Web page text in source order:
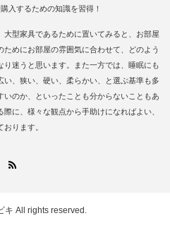
入するための知識を習得！
型家具であるために置いてみると、お部屋
めにお部屋の雰囲気に合わせて、どのよう
迷うと思います。また一方では、睡眠にも
、狭い、硬い、柔らかい、と選ぶ基準も多
のか、といったことも分からないこともあ
に、様々な観点から手助けになればよい、
ります。
キ All rights reserved.